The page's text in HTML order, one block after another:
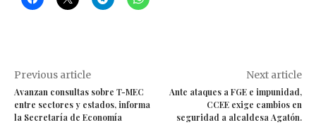
Previous article
Avanzan consultas sobre T-MEC
entre sectores y estados, informa
la Secretaría de Economía
Next article
Ante ataques a FGE e impunidad,
CCEE exige cambios en
seguridad a alcaldesa Agatón.